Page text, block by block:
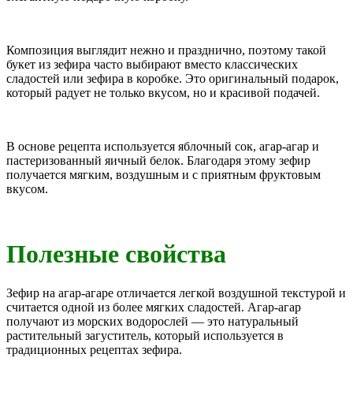
Композиция выглядит нежно и празднично, поэтому такой
букет из зефира часто выбирают вместо классических
сладостей или зефира в коробке. Это оригинальный подарок,
который радует не только вкусом, но и красивой подачей.
В основе рецепта используется яблочный сок, агар-агар и
пастеризованный яичный белок. Благодаря этому зефир
получается мягким, воздушным и с приятным фруктовым
вкусом.
Полезные свойства
Зефир на агар-агаре отличается легкой воздушной текстурой и
считается одной из более мягких сладостей. Агар-агар
получают из морских водорослей — это натуральный
растительный загуститель, который используется в
традиционных рецептах зефира.